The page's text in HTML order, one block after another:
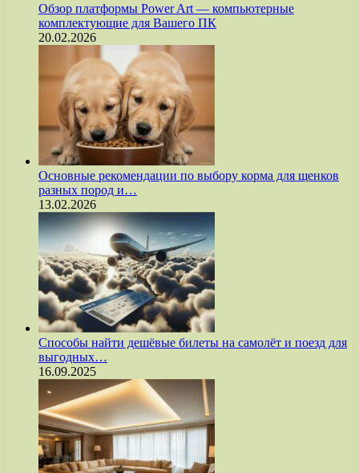
Обзор платформы Power Art — компьютерные
комплектующие для Вашего ПК
20.02.2026
Основные рекомендации по выбору корма для щенков
разных пород и…
13.02.2026
Способы найти дешёвые билеты на самолёт и поезд для
выгодных…
16.09.2025